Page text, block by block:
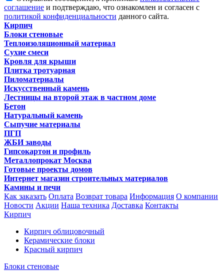
соглашение и подтверждаю, что ознакомлен и согласен с
политикой конфиденциальности данного сайта.
Кирпич
Блоки стеновые
Теплоизоляционный материал
Сухие смеси
Кровля для крыши
Плитка тротуарная
Пиломатериалы
Искусственный камень
Лестницы на второй этаж в частном доме
Бетон
Натуральный камень
Сыпучие материалы
ПГП
ЖБИ заводы
Гипсокартон и профиль
Металлопрокат Москва
Готовые проекты домов
Интернет магазин строительных материалов
Камины и печи
Как заказать Оплата Возврат товара Информация О компании
Новости Акции Наша техника Доставка Контакты
Кирпич
Кирпич облицовочный
Керамические блоки
Красный кирпич
Блоки стеновые